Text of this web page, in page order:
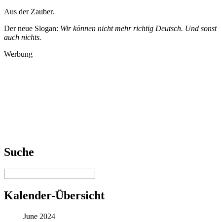
Aus der Zauber.
Der neue Slogan: Wir können nicht mehr richtig Deutsch. Und sonst
auch nichts.
Werbung
Suche
Kalender-Übersicht
June 2024